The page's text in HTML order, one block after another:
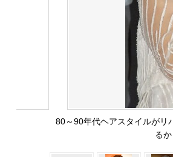
80～90年代ヘアスタイルが
る